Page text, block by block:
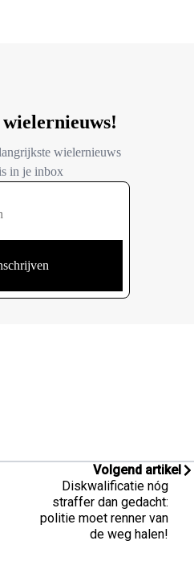
Volgend artikel
Diskwalificatie nóg
straffer dan gedacht:
politie moet renner van
de weg halen!